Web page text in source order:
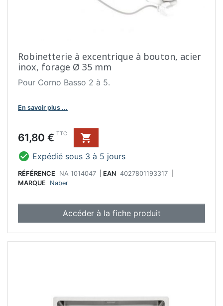
Robinetterie à excentrique à bouton, acier
inox, forage Ø 35 mm
Pour Corno Basso 2 à 5.
En savoir plus ...
Prix
61,80 € TTC

 Expédié sous 3 à 5 jours
RÉFÉRENCE NA 1014047 EAN 4027801193317
MARQUE
Naber
Accéder à la fiche produit